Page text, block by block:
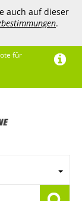
auch auf dieser
.
für